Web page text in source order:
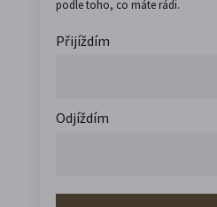
podle toho, co máte rádi.
Přijíždím
Odjíždím